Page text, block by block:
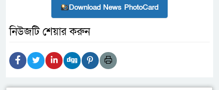
Download News PhotoCard
নিউজটি শেয়ার করুন